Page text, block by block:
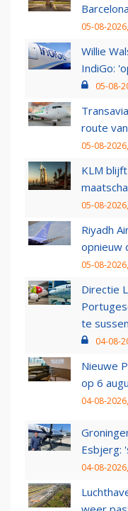
05-08-
Willie
IndiGo:
05-08-
route
05-08-
KLM
05-08-
Riyadh
opnieuw
05-08-
Directie
te sussen
04-08-
Nieuwe
op 6
04-08-
Esbjerg:
04-08-